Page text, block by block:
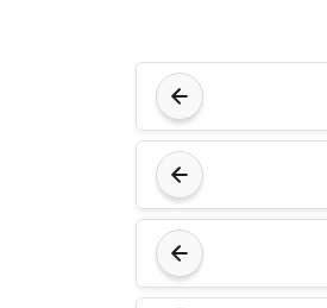
ريال مدريد
نوتنغهام
فورست